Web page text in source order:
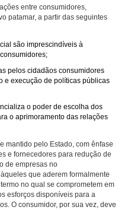
entre consumidores,
patamar, a partir das seguintes
são imprescindíveis à
pelos cidadãos consumidores
e execução de políticas públicas
o poder de escolha dos
o aprimoramento das relações
mantido pelo Estado, com ênfase
e fornecedores para redução de
de empresas no
que aderem formalmente
no qual se comprometem em
esforços disponíveis para a
O consumidor, por sua vez, deve